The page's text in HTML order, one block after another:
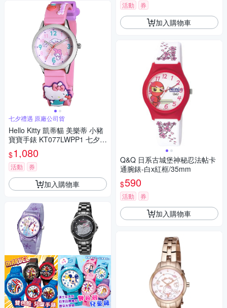
七夕禮遇 原廠公司貨
Hello Kitty 凱蒂貓 美樂蒂 小豬
寶寶手錶 KT077LWPP1 七夕寵
愛季 送禮推薦
$1,080
活動 券
加入購物車
活動 券
加入購物車
Q&Q 日系古城堡神秘忍法帖卡
通腕錶-白x紅框/35mm
$590
活動 券
加入購物車